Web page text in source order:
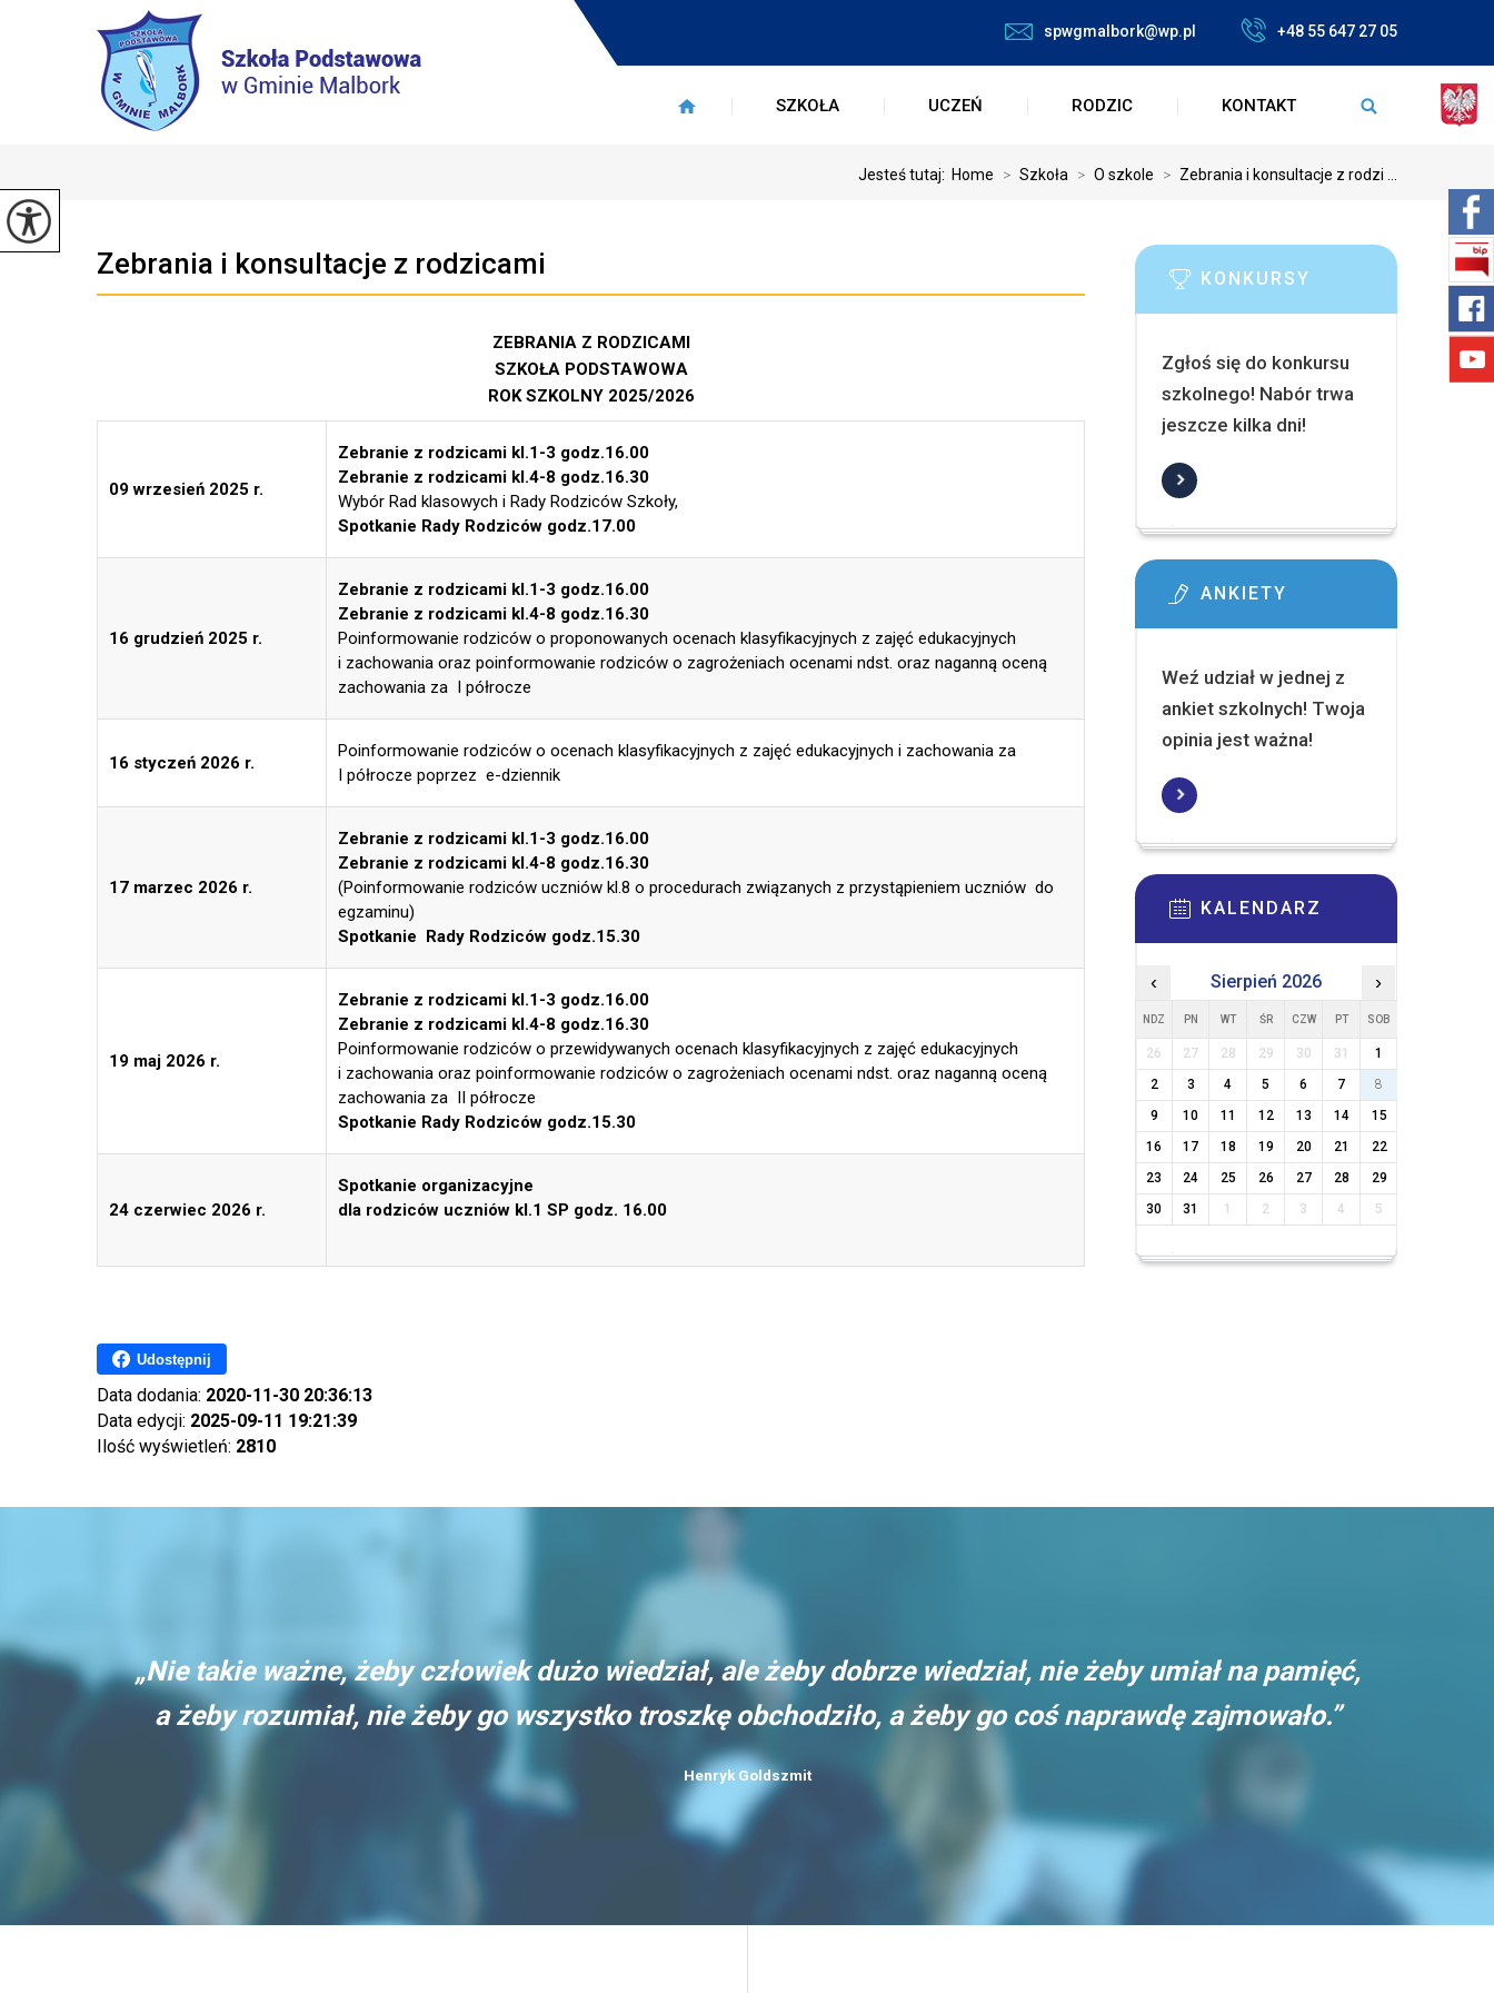
spwgmalbork@wp.pl +48 55 647 27 05
SZKOŁA UCZEŃ RODZIC KONTAKT
Jesteś tutaj: Home > Szkoła > O szkole > Zebrania i konsultacje z rodzi ...
Zebrania i konsultacje z rodzicami
ZEBRANIA Z RODZICAMI
SZKOŁA PODSTAWOWA
ROK SZKOLNY 2025/2026
09 wrzesień 2025 r.
Zebranie z rodzicami kl.1-3 godz.16.00
Zebranie z rodzicami kl.4-8 godz.16.30
Wybór Rad klasowych i Rady Rodziców Szkoły,
Spotkanie Rady Rodziców godz.17.00
16 grudzień 2025 r.
Zebranie z rodzicami kl.1-3 godz.16.00
Zebranie z rodzicami kl.4-8 godz.16.30
Poinformowanie rodziców o proponowanych ocenach klasyfikacyjnych z zajęć edukacyjnych
i zachowania oraz poinformowanie rodziców o zagrożeniach ocenami ndst. oraz naganną oceną
zachowania za I półrocze
16 styczeń 2026 r.
Poinformowanie rodziców o ocenach klasyfikacyjnych z zajęć edukacyjnych i zachowania za
I półrocze poprzez e-dziennik
17 marzec 2026 r.
Zebranie z rodzicami kl.1-3 godz.16.00
Zebranie z rodzicami kl.4-8 godz.16.30
(Poinformowanie rodziców uczniów kl.8 o procedurach związanych z przystąpieniem uczniów do
egzaminu)
Spotkanie Rady Rodziców godz.15.30
19 maj 2026 r.
Zebranie z rodzicami kl.1-3 godz.16.00
Zebranie z rodzicami kl.4-8 godz.16.30
Poinformowanie rodziców o przewidywanych ocenach klasyfikacyjnych z zajęć edukacyjnych
i zachowania oraz poinformowanie rodziców o zagrożeniach ocenami ndst. oraz naganną oceną
zachowania za II półrocze
Spotkanie Rady Rodziców godz.15.30
24 czerwiec 2026 r.
Spotkanie organizacyjne
dla rodziców uczniów kl.1 SP godz. 16.00
Udostępnij
Data dodania: 2020-11-30 20:36:13
Data edycji: 2025-09-11 19:21:39
Ilość wyświetleń: 2810
KONKURSY
Zgłoś się do konkursu
szkolnego! Nabór trwa
jeszcze kilka dni!
ANKIETY
Weź udział w jednej z
ankiet szkolnych! Twoja
opinia jest ważna!
KALENDARZ
‹ Sierpień 2026 ›
NDZ PN WT ŚR CZW PT SOB
26 27 28 29 30 31
1
2
3 4 5 6 7
8
9
10 11 12 13 14
15
16
17 18 19 20 21
22
23
24 25 26 27 28
29
30
31 1 2 3 4 5
„Nie takie ważne, żeby człowiek dużo wiedział, ale żeby dobrze wiedział, nie żeby umiał na pamięć,
a żeby rozumiał, nie żeby go wszystko troszkę obchodziło, a żeby go coś naprawdę zajmowało.”
Henryk Goldszmit